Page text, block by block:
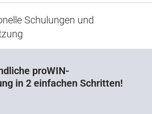
Schulungen und
proWIN-
in 2 einfachen Schritten!